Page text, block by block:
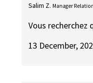
Salim Z. Manager
Vous recherchez
13 December,